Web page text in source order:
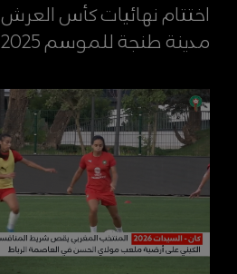
اختتام نهائيات كأس
مدينة طنجة للموسم 2025-2026